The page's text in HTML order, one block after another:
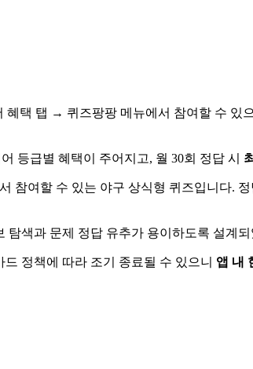
혜택 탭 → 퀴즈팡팡 메뉴에서 참여할 수 있
등급별 혜택이 주어지고, 월 30회 정답 시
참여할 수 있는 야구 상식형 퀴즈입니다. 정
탐색과 문제 정답 유추가 용이하도록 설계
정책에 따라 조기 종료될 수 있으니 앱 내